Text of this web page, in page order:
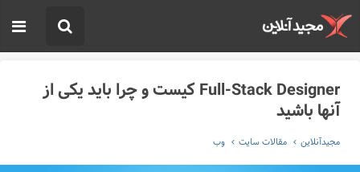
Full-Stack Designer کیست و چرا باید یکی از
آنها باشید
مجیدآنلاین مقالات سایت وب